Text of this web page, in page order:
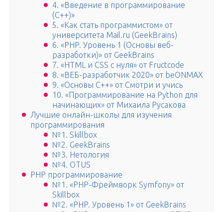
4. «Введение в программирование
(С++)»
5. «Как стать программистом» от
университета Mail.ru (GeekBrains)
6. «PHP. Уровень 1 (Основы веб-
разработки)» от GeekBrains
7. «HTML и CSS с нуля» от Fructcode
8. «ВЕБ-разработчик 2020» от beONMAX
9. «Основы С++» от Смотри и учись
10. «Программирование на Python для
начинающих» от Михаила Русакова
Лучшие онлайн-школы для изучения
программирования
№1. Skillbox
№2. GeekBrains
№3. Нетология
№4. OTUS
PHP программирование
№1. «PHP-Фреймворк Symfony» от
Skillbox
№2. «PHP. Уровень 1» от GeekBrains